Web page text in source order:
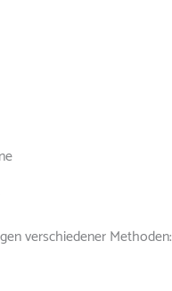
verschiedener Methoden: